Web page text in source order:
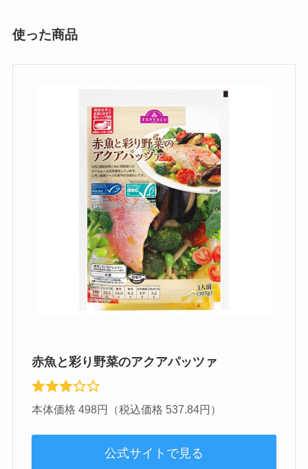
使った商品
赤魚と彩り野菜のアクアパッツァ
本体価格 498円（税込価格 537.84円）
公式サイトで見る